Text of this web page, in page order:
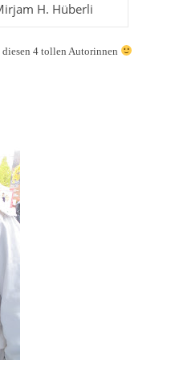
H. Hüberli
4 tollen Autorinnen